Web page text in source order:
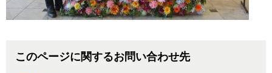
このページに関するお問い合わせ先